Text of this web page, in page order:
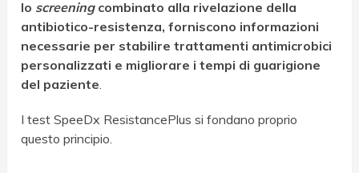
lo screeningcombinato alla rivelazione della
antibiotico-resistenza, forniscono informazioni
necessarie per stabilire trattamenti antimicrobici
personalizzati e migliorare i tempi di guarigione
del paziente.
I test SpeeDx ResistancePlus si fondano proprio
questo principio.